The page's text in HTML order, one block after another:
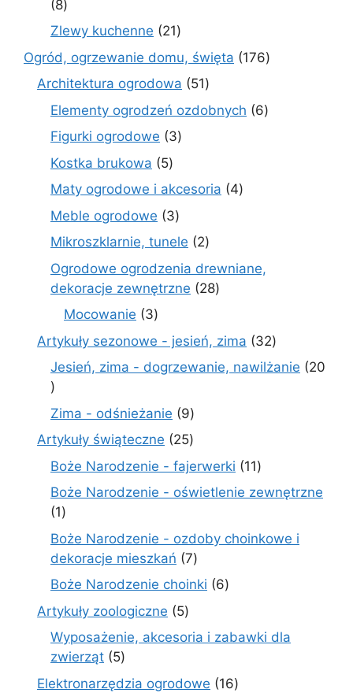
88
produktów
Zlewy kuchenne 2121
produktów
Ogród, ogrzewanie domu, święta 176176
Architektura ogrodowa 5151
produktów
Elementy ogrodzeń ozdobnych 66
Figurki ogrodowe 33
Kostka brukowa 55
produktów
Maty ogrodowe i akcesoria 44
Meble ogrodowe 33
produkty
Mikroszklarnie, tunele 22
produkty
Ogrodowe ogrodzenia drewniane,
dekoracje zewnętrzne
2828
Mocowanie 33
produkty
Artykuły sezonowe - jesień, zima 3232
produkty
Jesień, zima - dogrzewanie, nawilżanie
20
20
produktów
Zima - odśnieżanie 99
produktów
Artykuły świąteczne 2525
produktów
Boże Narodzenie - fajerwerki 1111
produktów
Boże Narodzenie - oświetlenie zewnętrzne
11
produkt
Boże Narodzenie - ozdoby choinkowe i
dekoracje mieszkań 77
produktów
Boże Narodzenie choinki 66
Artykuły zoologiczne 55
produktów
Wyposażenie, akcesoria i zabawki dla
zwierząt 55
produktów
Elektronarzędzia ogrodowe 1616